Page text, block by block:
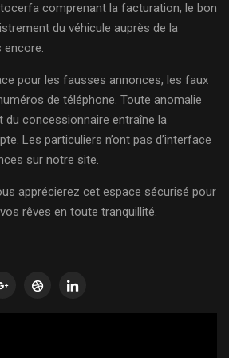
comprenant la facturation, le bon
du véhicule auprès de la
encore.
pour les fausses annonces, les faux
de téléphone. Toute anomalie
concessionnaire entraîne la
Les particuliers n’ont pas d’interface
sur notre site.
apprécierez cet espace sécurisé pour
rêves en toute tranquillité.